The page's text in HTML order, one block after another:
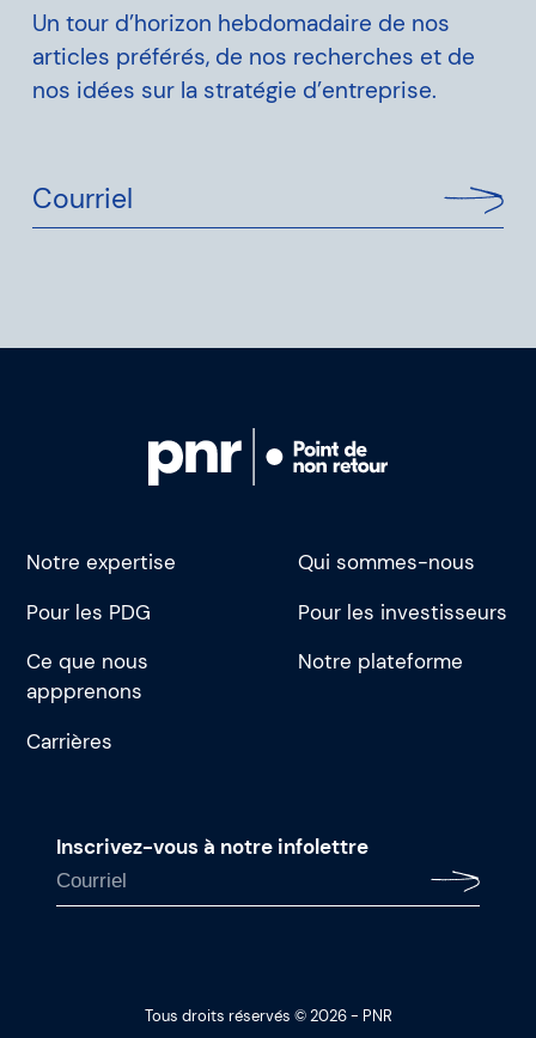
Un tour d’horizon hebdomadaire de nos
articles préférés, de nos recherches et de
nos idées sur la stratégie d’entreprise.
Courriel
Notre expertise
Qui sommes-nous
Pour les PDG
Pour les investisseurs
Ce que nous
appprenons
Notre plateforme
Carrières
Inscrivez-vous à notre infolettre
Tous droits réservés © 2026 - PNR